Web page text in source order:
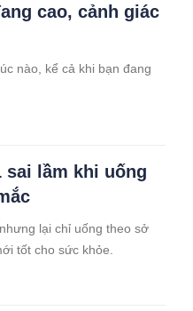
cao, cảnh giác
nào, kể cả khi bạn đang
sai lầm khi uống
lại chỉ uống theo sở
tốt cho sức khỏe.